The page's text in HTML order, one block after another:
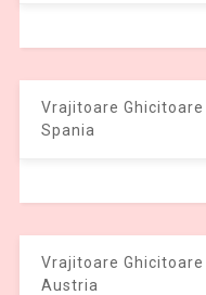
Vrajitoare
Spania
Vrajitoare
Austria